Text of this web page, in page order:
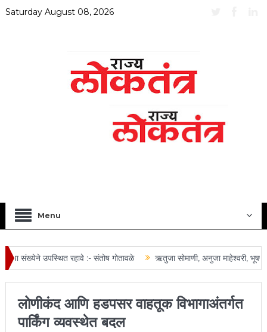
Saturday August 08, 2026
Menu
संख्येने उपस्थित रहावे :- संतोष गोतावळे ऋतुजा सोमाणी, अनुजा माहेश्वरी, भूषण
जिल्हा प्रमुख न्यायाधीश महेंद्र के महाजन
लोणीकंद आणि हडपसर वाहतूक विभागाअंतर्गत
पार्किंग व्यवस्थेत बदल